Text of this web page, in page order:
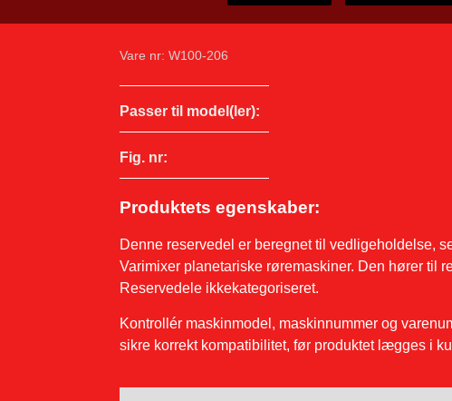
Vare nr: W100-206
Passer til model(ler):
Fig. nr:
Produktets egenskaber:
Denne reservedel er beregnet til vedligeholdelse,
Varimixer planetariske røremaskiner. Den hører til
Reservedele ikkekategoriseret.
Kontrollér maskinmodel, maskinnummer og
sikre korrekt kompatibilitet, før produktet lægges i